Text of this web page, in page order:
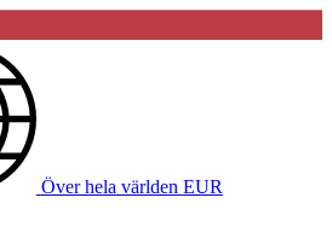
Över hela världen EUR